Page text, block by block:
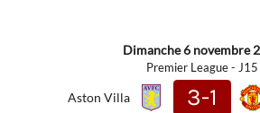
Dimanche 6 novembre
Premier League - J15
Aston Villa 3-1